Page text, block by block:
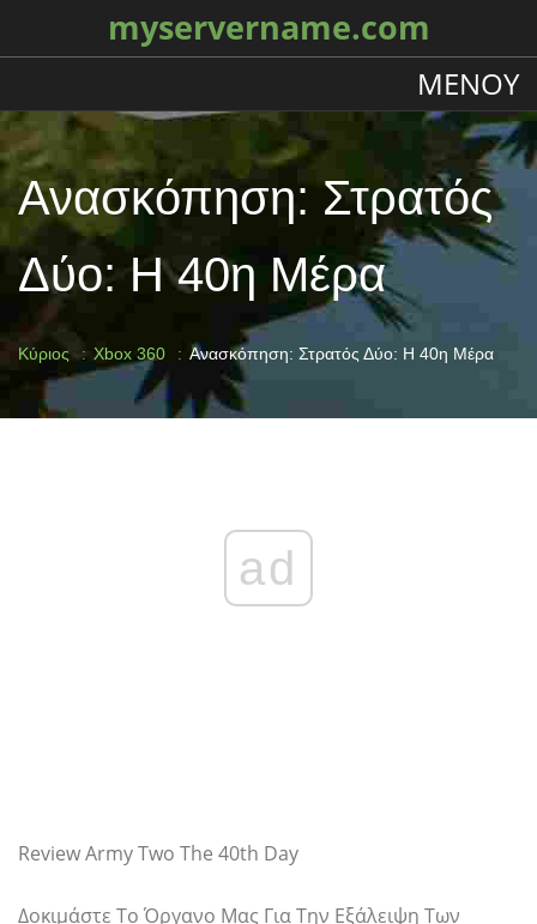
myservername.com
ΜΕΝΟΎ
Ανασκόπηση: Στρατός
Δύο: Η 40η Μέρα
Κύριος Xbox 360 Ανασκόπηση: Στρατός Δύο: Η 40η Μέρα
ad
Review Army Two The 40th Day
Δοκιμάστε Το Όργανο Μας Για Την Εξάλειψη Των